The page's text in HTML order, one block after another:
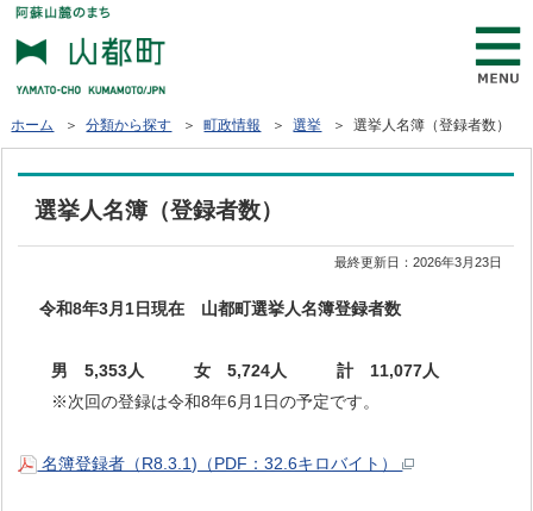
ホーム ＞分類から探す ＞町政情報 ＞選挙 ＞ 選挙人名簿（登録者数）
選挙人名簿（登録者数）
最終更新日：2026年3月23日
令和8年3月1日現在 山都町選挙人名簿登録者数
男 5,353人 女 5,724人 計 11,077人
※次回の登録は令和8年6月1日の予定です。
名簿登録者（R8.3.1)（PDF：32.6キロバイト）